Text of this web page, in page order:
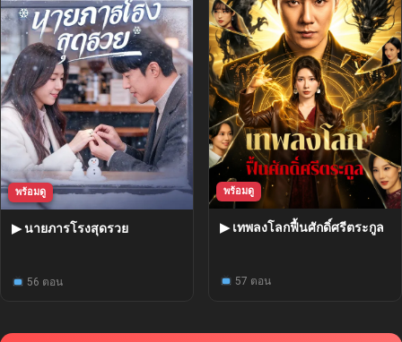
พร้อมดู
▶ นายภารโรงสุดรวย
56 ตอน
พร้อมดู
▶ เทพลงโลกฟื้นศักดิ์ศรีตระกูล
57 ตอน